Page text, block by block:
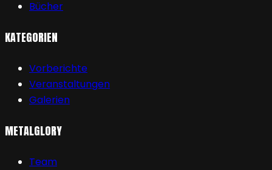
Bücher
KATEGORIEN
Vorberichte
Veranstaltungen
Galerien
METALGLORY
Team